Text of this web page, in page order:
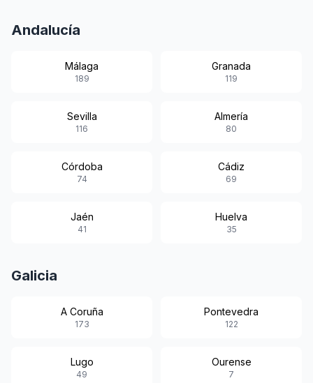
Andalucía
Málaga
189
Granada
119
Sevilla
116
Almería
80
Córdoba
74
Cádiz
69
Jaén
41
Huelva
35
Galicia
A Coruña
173
Pontevedra
122
Lugo
49
Ourense
7